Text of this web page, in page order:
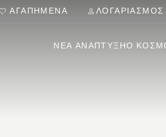
ΑΓΑΠΗΜΈΝΑ ΛΟΓΑΡΙΑΣΜΌΣ
ΝΈΑ ΑΝΆΠΤΥΞΗ Ο